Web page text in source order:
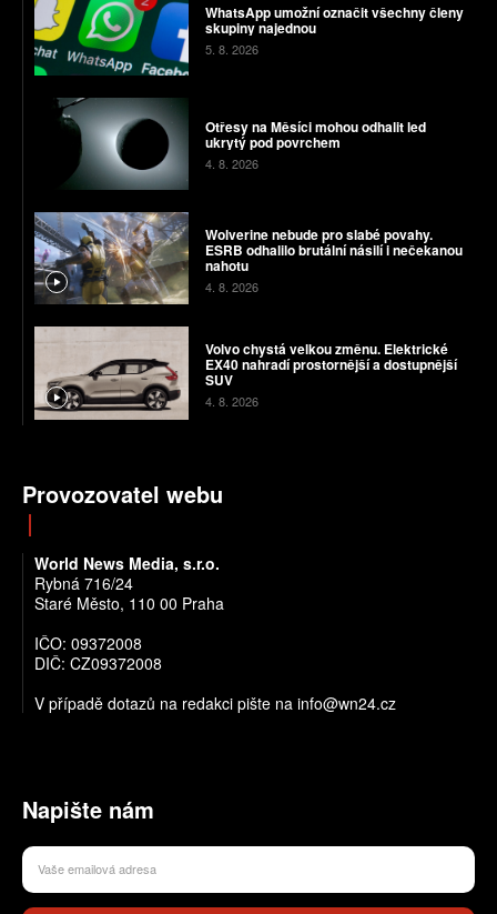
WhatsApp umožní označit všechny členy
skupiny najednou
5. 8. 2026
Otřesy na Měsíci mohou odhalit led
ukrytý pod povrchem
4. 8. 2026
Wolverine nebude pro slabé povahy.
ESRB odhalilo brutální násilí i nečekanou
nahotu
4. 8. 2026
Volvo chystá velkou změnu. Elektrické
EX40 nahradí prostornější a dostupnější
SUV
4. 8. 2026
Provozovatel webu
World News Media, s.r.o.
Rybná 716/24
Staré Město, 110 00 Praha
IČO: 09372008
DIČ: CZ09372008
V případě dotazů na redakci pište na info@wn24.cz
Napište nám